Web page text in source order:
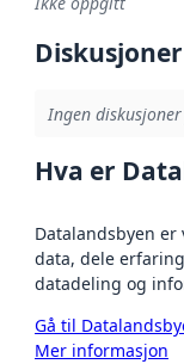
Ingen
Hva er
Datalandsbyen
data, dele
datadeling og
Gå til
Mer informasjon